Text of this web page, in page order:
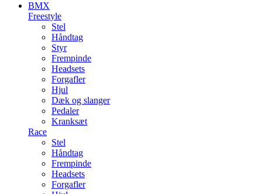
BMX
Freestyle
Stel
Håndtag
Styr
Frempinde
Headsets
Forgafler
Hjul
Dæk og slanger
Pedaler
Kranksæt
Race
Stel
Håndtag
Frempinde
Headsets
Forgafler